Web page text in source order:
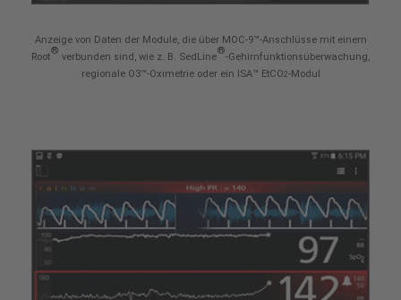
Anzeige von Daten der Module, die über MOC-9™-Anschlüsse mit einem
Root
®
verbunden sind, wie z. B. SedLine
®
-Gehirnfunktionsüberwachung,
regionale O3™-Oximetrie oder ein ISA™ EtCO2-Modul